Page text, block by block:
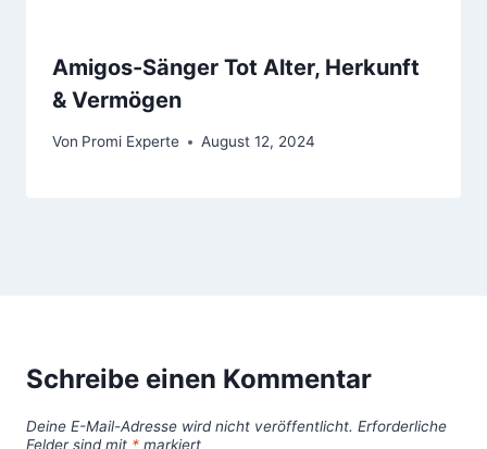
Amigos-Sänger Tot Alter, Herkunft
& Vermögen
Von Promi Experte August 12, 2024
Schreibe einen Kommentar
Deine E-Mail-Adresse wird nicht veröffentlicht. Erforderliche
Felder sind mit * markiert